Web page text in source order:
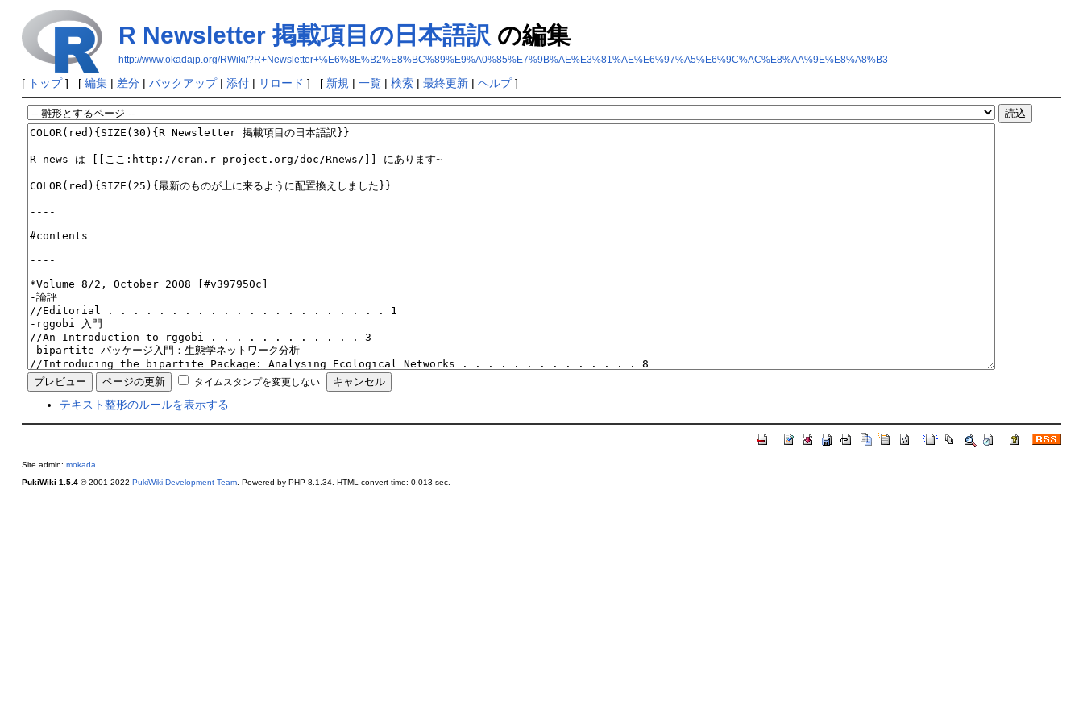
R Newsletter 掲載項目の日本語訳 の編集
http://www.okadajp.org/RWiki/?R+Newsletter+%E6%8E%B2%E8%BC%89%E9%A0%85%E7%9B%AE%E3%81%AE%E6%97%A5%E6%9C%AC%E8%AA%9E%E8%A8%B3
[ トップ] [ 編集| 差分| バックアップ| 添付| リロード ] [ 新規 | 一覧| 検索| 最終更新| ヘルプ]
タイムスタンプを変更しない
テキスト整形のルールを表示する
Site admin: mokada
PukiWiki 1.5.4© 2001-2022 PukiWiki Development Team. Powered by PHP 8.1.34. HTML convert time: 0.013 sec.